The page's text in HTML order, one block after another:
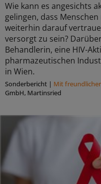
Wie kann es angesichts
gelingen, dass
weiterhin darauf
versorgt zu sein?
Behandlerin, eine HIV-
pharmazeutischen
in Wien.
Sonderbericht | Mit
GmbH, Martinsried